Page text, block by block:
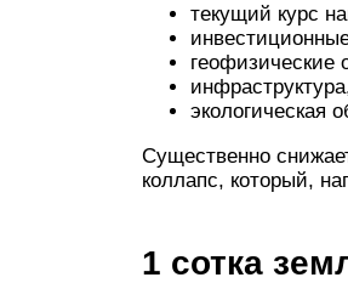
текущий курс
геофизические
экологическая
Существенно
коллапс, который,
1 сотка